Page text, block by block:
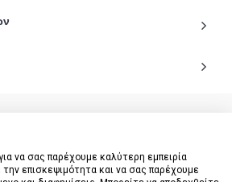
katiginetai.gr All Rights Reserved.
να σας παρέχουμε καλύτερη εμπειρία
επισκεψιμότητα και να σας παρέχουμε